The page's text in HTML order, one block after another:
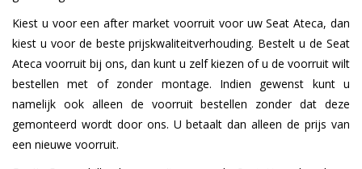
Kiest u voor een after market voorruit voor uw Seat Ateca, dan
kiest u voor de beste prijskwaliteitverhouding. Bestelt u de Seat
Ateca voorruit bij ons, dan kunt u zelf kiezen of u de voorruit wilt
bestellen met of zonder montage. Indien gewenst kunt u
namelijk ook alleen de voorruit bestellen zonder dat deze
gemonteerd wordt door ons. U betaalt dan alleen de prijs van
een nieuwe voorruit.